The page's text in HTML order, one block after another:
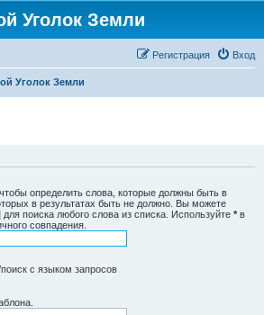
Уголок Земли
Вход
Регистрация
Уголок Земли
, чтобы определить слова, которые должны быть в
в результатах быть не должно. Вы можете
для поиска любого слова из списка. Используйте * в
совпадения.
с языком запросов